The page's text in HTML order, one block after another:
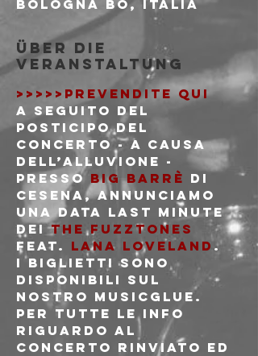
Bologna BO, Italia
Über die
Veranstaltung
>>>>>PREVENDITE QUI
A seguito del
posticipo del
concerto - a causa
dell’alluvione -
presso Big Barrè di
Cesena, annunciamo
una data last minute
dei The Fuzztones
feat. Lana Loveland.
I biglietti sono
disponibili sul
nostro MusicGlue.
Per tutte le info
riguardo al
concerto rinviato ed